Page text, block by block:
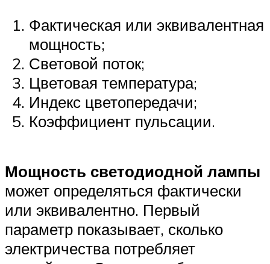
Фактическая или эквивалентная
мощность;
Световой поток;
Цветовая температура;
Индекс цветопередачи;
Коэффициент пульсации.
Мощность светодиодной лампы
может определяться фактически
или эквивалентно. Первый
параметр показывает, сколько
электричества потребляет